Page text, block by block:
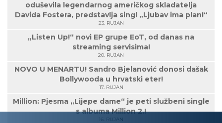
oduševila legendarnog američkog skladatelja
Davida Fostera, predstavlja singl „Ljubav ima plan!“
23. RUJAN
„Listen Up!“ novi EP grupe EoT, od danas na
streaming servisima!
20. RUJAN
NOVO U MENARTU! Sandro Bjelanović donosi dašak
Bollywooda u hrvatski eter!
17. RUJAN
Million: Pjesma „Lijepe dame“ je peti službeni single
s albuma Million 2.!
16. RUJAN